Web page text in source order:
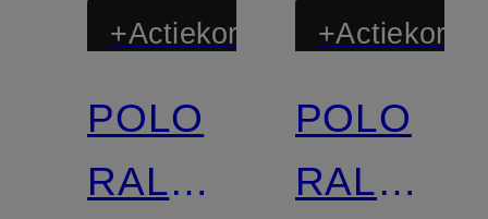
+Actiekorting
POLO
RALPH
POLO
RALPH